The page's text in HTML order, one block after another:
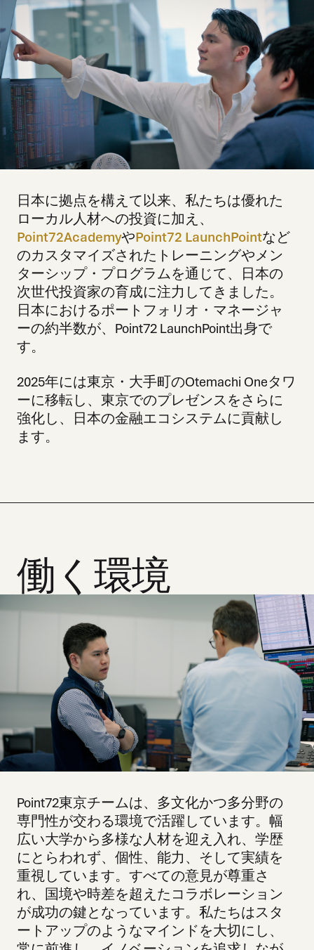
日本に拠点を構えて以来、私たちは優れた
ローカル人材への投資に加え、
Point72AcademyやPoint72 LaunchPointなど
のカスタマイズされたトレーニングやメン
ターシップ・プログラムを通じて、日本の
次世代投資家の育成に注力してきました。
日本におけるポートフォリオ・マネージャ
ーの約半数が、Point72 LaunchPoint出身で
す。
2025年には東京・大手町のOtemachi Oneタワ
ーに移転し、東京でのプレゼンスをさらに
強化し、日本の金融エコシステムに貢献し
ます。
働く環境
Point72東京チームは、多文化かつ多分野の
専門性が交わる環境で活躍しています。幅
広い大学から多様な人材を迎え入れ、学歴
にとらわれず、個性、能力、そして実績を
重視しています。すべての意見が尊重さ
れ、国境や時差を超えたコラボレーション
が成功の鍵となっています。私たちはスタ
ートアップのようなマインドを大切にし、